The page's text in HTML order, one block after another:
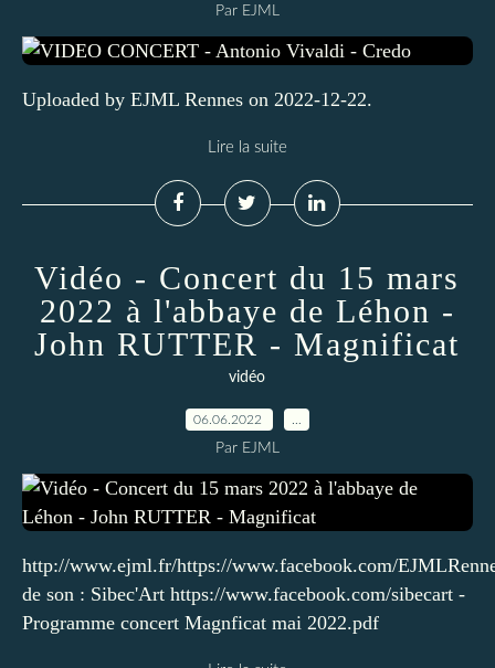
Par EJML
Uploaded by EJML Rennes on 2022-12-22.
Lire la suite
Vidéo - Concert du 15 mars
2022 à l'abbaye de Léhon -
John RUTTER - Magnificat
vidéo
06.06.2022
Par EJML
http://www.ejml.fr/https://www.facebook.com/
de son : Sibec'Art https://www.facebook.com/sibecart -
Programme concert Magnficat mai 2022.pdf